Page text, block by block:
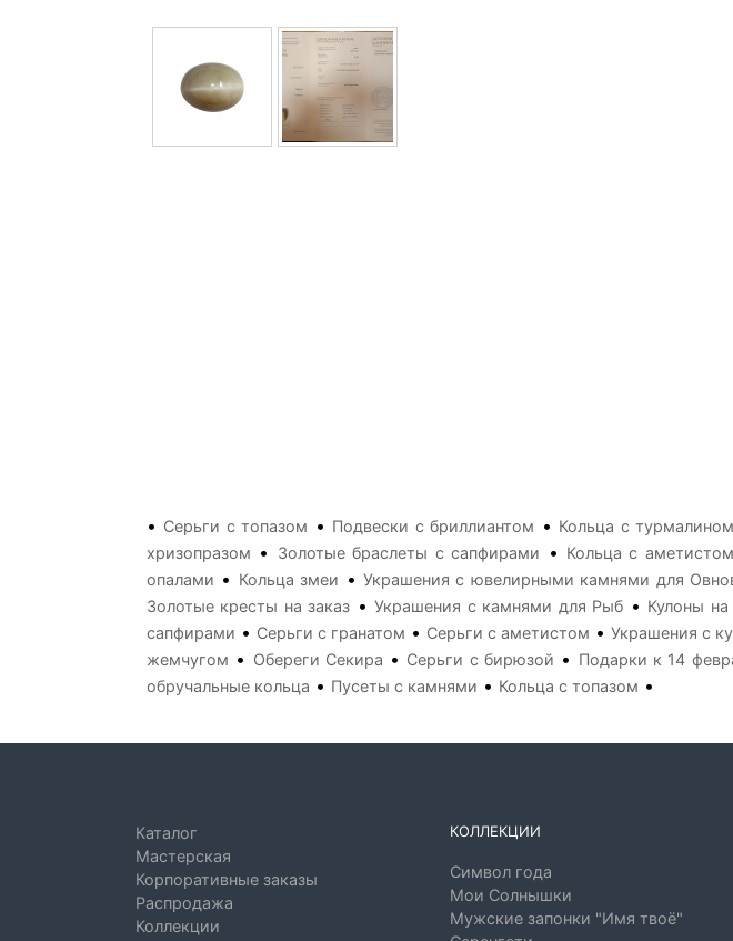
• Серьги с топазом • Подвески с бриллиантом • Кольца с турмалином
хризопразом • Золотые браслеты с сапфирами • Кольца с аметистом
опалами • Кольца змеи •Украшения с ювелирными камнями для
Золотые кресты на заказ •Украшения с камнями для Рыб • Кулоны
сапфирами • Серьги с гранатом • Серьги с аметистом • Украшения с
жемчугом • Обереги Секира • Серьги с бирюзой • Подарки к 14
обручальные кольца • Пусеты с камнями • Кольца с топазом •
Каталог
Мастерская
Корпоративные заказы
Распродажа
Коллекции
КОЛЛЕКЦИИ
Символ года
Мои Солнышки
Мужские запонки "Имя твоё"